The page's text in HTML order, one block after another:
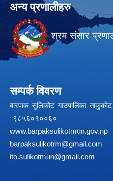
अन्य प्रणालीहरु
श्रम संसार
सम्पर्क विवरण
बारपाक सुलिकोट
www.barpaksulikotmun.gov.np
barpaksulikotrm@gmail.com
ito.sulikotmun@gmail.com